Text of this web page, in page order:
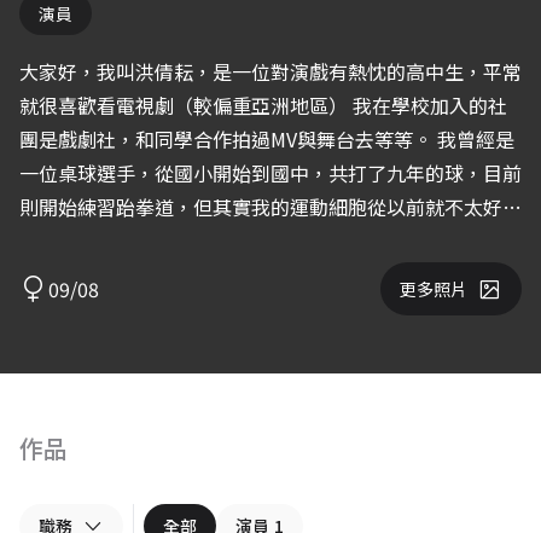
演員
大家好，我叫洪倩耘，是一位對演戲有熱忱的高中生，平常
就很喜歡看電視劇（較偏重亞洲地區） 我在學校加入的社
團是戲劇社，和同學合作拍過MV與舞台去等等。 我曾經是
一位桌球選手，從國小開始到國中，共打了九年的球，目前
則開始練習跆拳道，但其實我的運動細胞從以前就不太好，
鋼琴，但在國二之後因要準備會考就沒有再彈了。 我有參
加了由青易盟舉辦的花樣青少年戲劇營活動，並參與其中課
演出，雖然未進入決賽，但我從中學到了很多寶貴的經驗，
看到很多優秀團的演出，讓我印象深刻與佩服。 從中，我
09/08 更多照片
作品
職務 全部 演員 1